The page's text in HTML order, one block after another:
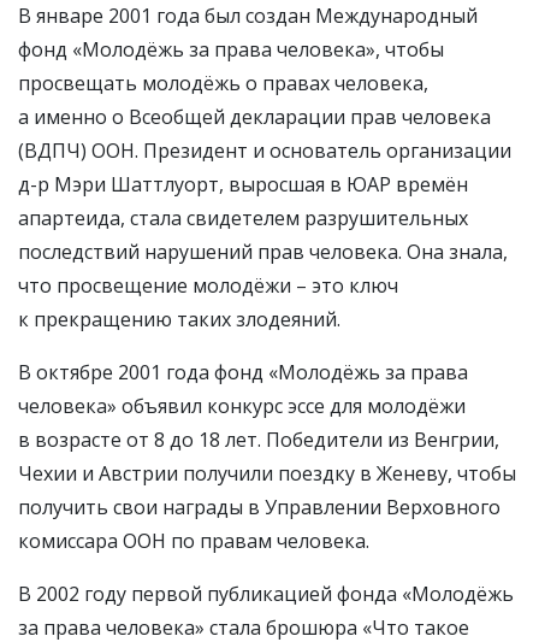
В январе 2001 года был создан Международный
фонд «Молодёжь за права человека», чтобы
просвещать молодёжь о правах человека,
а именно о Всеобщей декларации прав человека
(ВДПЧ) ООН. Президент и основатель организации
д-р Мэри Шаттлуорт, выросшая в ЮАР времён
апартеида, стала свидетелем разрушительных
последствий нарушений прав человека. Она знала,
что просвещение молодёжи – это ключ
к прекращению таких злодеяний.
В октябре 2001 года фонд «Молодёжь за права
человека» объявил конкурс эссе для молодёжи
в возрасте от 8 до 18 лет. Победители из Венгрии,
Чехии и Австрии получили поездку в Женеву, чтобы
получить свои награды в Управлении Верховного
комиссара ООН по правам человека.
В 2002 году первой публикацией фонда «Молодёжь
за права человека» стала брошюра «Что такое